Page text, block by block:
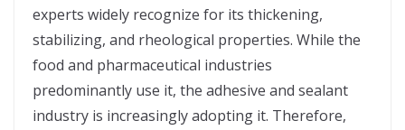
experts widely recognize for its thickening,
stabilizing, and rheological properties. While the
food and pharmaceutical industries
predominantly use it, the adhesive and sealant
industry is increasingly adopting it. Therefore,